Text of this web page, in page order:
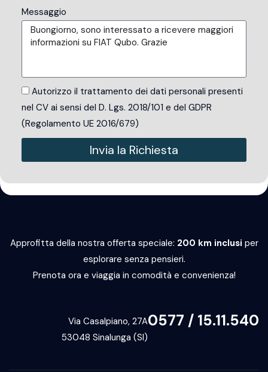
Messaggio
Autorizzo il trattamento dei dati personali presenti
nel CV ai sensi del D. Lgs. 2018/101 e del GDPR
(Regolamento UE 2016/679)
Invia la Richiesta
Approfitta della nostra offerta speciale: 200 km inclusi per
esplorare senza pensieri.
Prenota ora e viaggia in comodità e convenienza!
0577 / 15.11.540
Via Casalpiano, 27A
53048 Sinalunga (SI)